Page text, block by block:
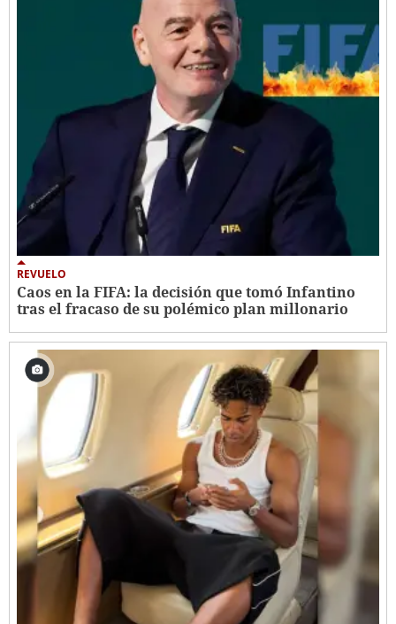
REVUELO
Caos en la FIFA: la decisión que tomó Infantino
tras el fracaso de su polémico plan millonario